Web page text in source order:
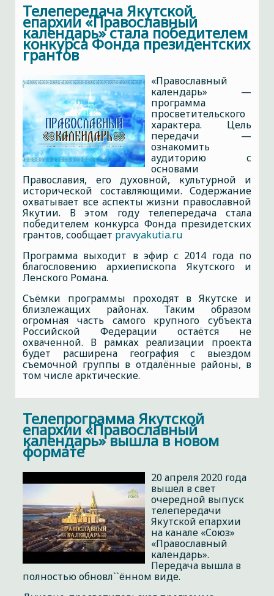
Телепередача Якутской
епархии «Православный
календарь» стала победителем
конкурса Фонда президентских
грантов
«Православный
календарь» —
программа
просветительского
характера. Цель
передачи —
ознакомить
аудиторию с
основами
Православия, его духовной, культурной и
исторической составляющими. Содержание
охватывает все аспекты жизни православной
Якутии. В этом году телепередача стала
победителем конкурса Фонда президетских
грантов, сообщает pravyakutia.ru
Программа выходит в эфир с 2014 года по
благословению архиепископа Якутского и
Ленского Романа.
Съёмки программы проходят в Якутске и
близлежащих районах. Таким образом
огромная часть самого крупного субъекта
Российской Федерации остаётся не
охваченной. В рамках реализации проекта
будет расширена география с выездом
съемочной группы в отдалённые районы, в
том числе арктические.
Телепрограмма Якутской
епархии «Православный
календарь» вышла в новом
формате
20 апреля 2020 года
вышел в свет
очередной выпуск
телепередачи
Якутской епархии
на канале «Союз»
«Православный
календарь».
Передача вышла в
полностью обновл``ённом виде.